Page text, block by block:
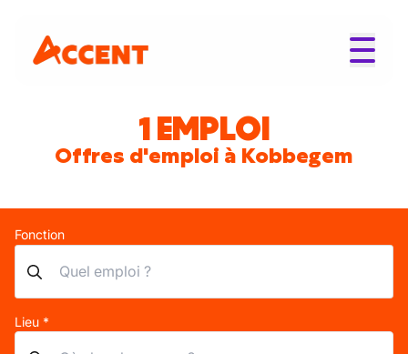
1 EMPLOI
Offres d'emploi à Kobbegem
Fonction
Lieu *